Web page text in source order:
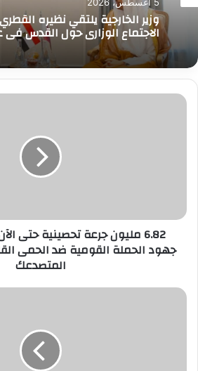
وزير الخارجية يلتقي نظيره
الاجتماع الوزاري حول القدس
6.82
جهود
الحملة
القومية
القلاعية
6.82 مليون جرعة تحصينية حتى
جهود الحملة القومية ضد الحمى
المتصدعك
وزير